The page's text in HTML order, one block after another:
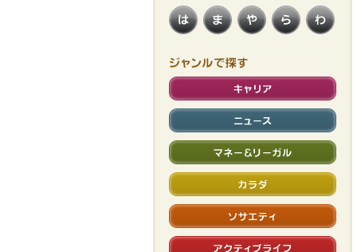
は ま や ら わ
ジャンルで
さがす
キャリア
ニュース
マネー＆リーガル
カラダ
ソサエティ
アクティブライフ